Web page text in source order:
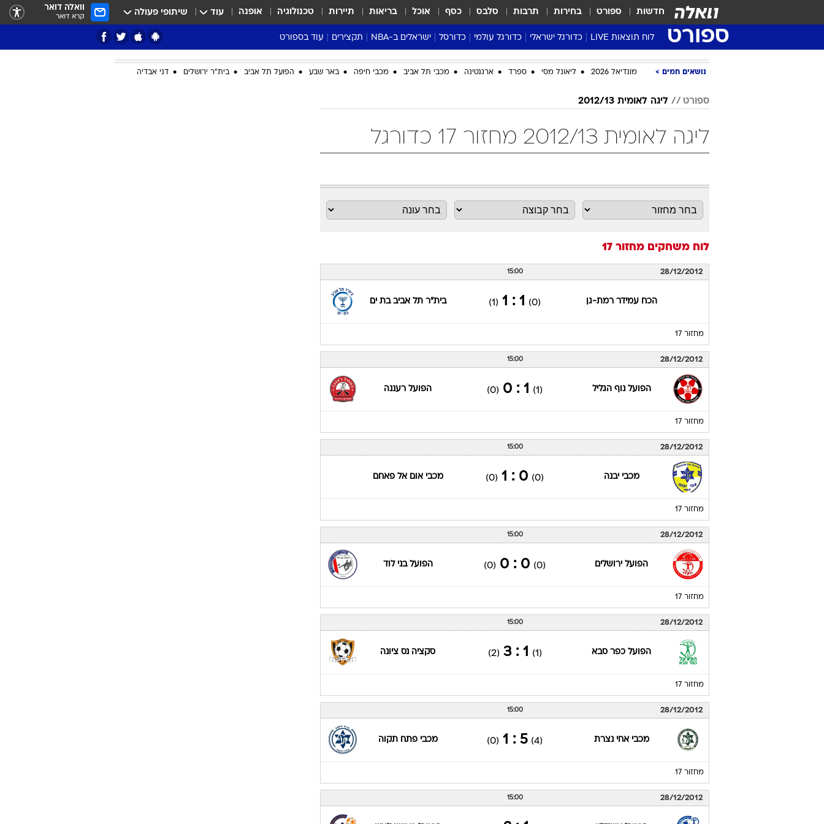
חדשות ספורט בחירות תרבות סלבס כסף אוכל בריאות תיירות טכנולוגיה אופנה עוד שיתופי פעולה וואלה דואר
קרא דואר
ספורט לוח תוצאות LIVE כדורגל ישראלי
ליגת העל Winner
גביע המדינה
שגרירים
נבחרות ישראל
ליגה א'
כדורגל עולמי
ליגה אנגלית
ליגה צרפתית
ליגת האלופות
דרום אמריקה
כדורסל
ליגת העל
נבחרות ישראל בכדורסל
כדורסל נשים
ישראלים ב-NBA
דני אבדיה
תקצירים עוד בספורט
מונדיאל 2026
NBA
אבא של שבת
סערה בממלכה
ענפים נוספים
כתבו לנו
נושאים חמים מונדיאל 2026 ליאונל מסי ספרד ארגנטינה מכבי תל אביב מכבי חיפה באר שבע הפועל תל אביב בית"ר ירושלים דני אבדיה
ספורט ליגה לאומית 2012/13
ליגה לאומית 2012/13 מחזור 17 כדורגל
לוח משחקים מחזור 17
28/12/2012
15:00
הכח עמידר רמת-גן (0)
1 : 1
(1) בית"ר תל אביב בת ים
מחזור 17
28/12/2012
15:00
הפועל נוף הגליל (1)
1 : 0
(0) הפועל רעננה
מחזור 17
28/12/2012
15:00
מכבי יבנה (0)
0 : 1
(0) מכבי אום אל פאחם
מחזור 17
28/12/2012
15:00
הפועל ירושלים (0)
0 : 0
(0) הפועל בני לוד
מחזור 17
28/12/2012
15:00
הפועל כפר סבא (1)
1 : 3
(2) סקציה נס ציונה
מחזור 17
28/12/2012
15:00
מכבי אחי נצרת (4)
5 : 1
(0) מכבי פתח תקוה
מחזור 17
28/12/2012
15:00